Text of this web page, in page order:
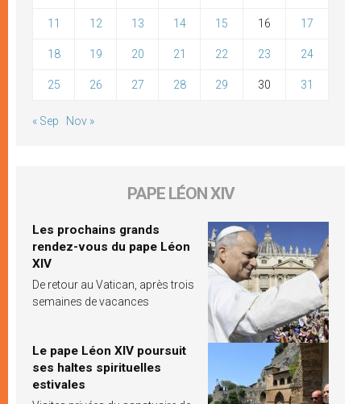
11 12 13 14 15 16 17
18 19 20 21 22 23 24
25 26 27 28 29 30 31
« Sep Nov »
PAPE LÉON XIV
Les prochains grands
rendez-vous du pape Léon
XIV
De retour au Vatican, après trois
semaines de vacances
Le pape Léon XIV poursuit
ses haltes spirituelles
estivales